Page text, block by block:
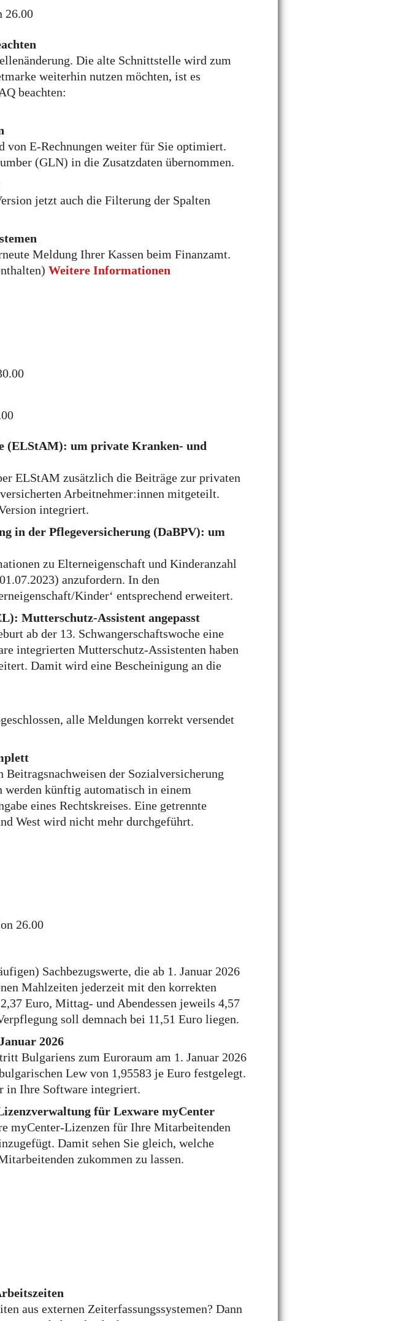
26.00
Die alte Schnittstelle wird zum
weiterhin nutzen möchten, ist es
beachten:
von E-Rechnungen weiter für Sie optimiert.
(GLN) in die Zusatzdaten übernommen.
jetzt auch die Filterung der Spalten
Meldung Ihrer Kassen beim Finanzamt.
Weitere Informationen
(ELStAM): um private Kranken- und
ELStAM zusätzlich die Beiträge zur privaten
Arbeitnehmer:innen mitgeteilt.
integriert.
in der Pflegeversicherung (DaBPV): um
zu Elterneigenschaft und Kinderanzahl
anzufordern. In den
Kinder‘ entsprechend erweitert.
Mutterschutz-Assistent angepasst
ab der 13. Schwangerschaftswoche eine
integrierten Mutterschutz-Assistenten haben
Damit wird eine Bescheinigung an die
alle Meldungen korrekt versendet
der Sozialversicherung
künftig automatisch in einem
eines Rechtskreises. Eine getrennte
West wird nicht mehr durchgeführt.
26.00
Sachbezugswerte, die ab 1. Januar 2026
Mahlzeiten jederzeit mit den korrekten
Euro, Mittag- und Abendessen jeweils 4,57
soll demnach bei 11,51 Euro liegen.
2026
Bulgariens zum Euroraum am 1. Januar 2026
Lew von 1,95583 je Euro festgelegt.
in Ihre Software integriert.
für Lexware myCenter
myCenter-Lizenzen für Ihre Mitarbeitenden
Damit sehen Sie gleich, welche
zukommen zu lassen.
aus externen Zeiterfassungssystemen? Dann